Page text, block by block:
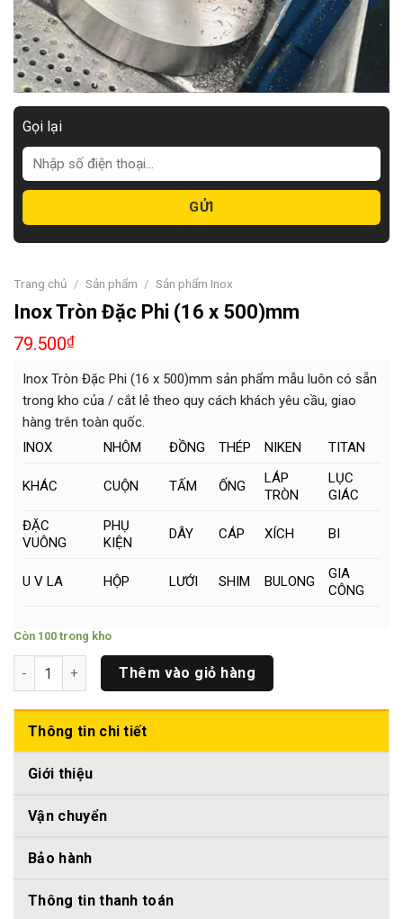
Gọi lại
Trang chủ / Sản phẩm / Sản phẩm Inox
Inox Tròn Đặc Phi (16 x 500)mm
79.500₫
Inox Tròn Đặc Phi (16 x 500)mm sản phẩm mẫu luôn có sẵn
trong kho của / cắt lẻ theo quy cách khách yêu cầu, giao
hàng trên toàn quốc.
INOX
NHÔM ĐỒNG THÉP NIKEN TITAN
KHÁC CUỘN TẤM ỐNG
LÁP
TRÒN
LỤC
GIÁC
ĐẶC
VUÔNG
PHỤ
KIỆN
DÂY CÁP XÍCH BI
U V LA HỘP LƯỚI SHIM BULONG
GIA
CÔNG
Còn 100 trong kho
Inox Tròn Đặc Phi (16 x 500)mm số lượng
Thêm vào giỏ hàng
Thông tin chi tiết
Giới thiệu
Vận chuyển
Bảo hành
Thông tin thanh toán